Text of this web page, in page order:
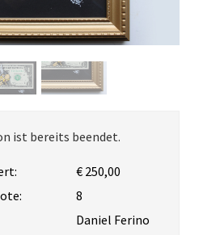
ist bereits beendet.
€ 250,00
8
Daniel Ferino